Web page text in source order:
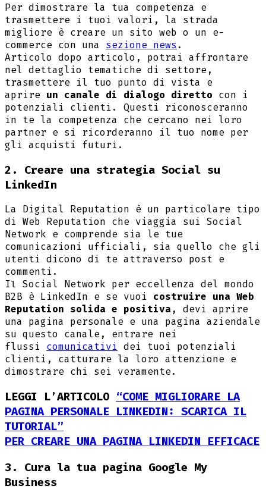
Per dimostrare la tua competenza e
trasmettere i tuoi valori, la strada
migliore è creare un sito web o un e-
commerce con una sezione news .
Articolo dopo articolo, potrai affrontare
nel dettaglio tematiche di settore,
trasmettere il tuo punto di vista e
aprire un canale di dialogo diretto con i
potenziali clienti. Questi riconosceranno
in te la competenza che cercano nei loro
partner e si ricorderanno il tuo nome per
gli acquisti futuri.
2. Creare una strategia Social su
LinkedIn
La Digital Reputation è un particolare tipo
di Web Reputation che viaggia sui Social
Network e comprende sia le tue
comunicazioni ufficiali, sia quello che gli
utenti dicono di te attraverso post e
commenti.
Il Social Network per eccellenza del mondo
B2B è LinkedIn e se vuoi costruire una Web
Reputation solida e positiva , devi aprire
una pagina personale e una pagina aziendale
su questo canale, entrare nei
flussi comunicativi dei tuoi potenziali
clienti, catturare la loro attenzione e
dimostrare chi sei veramente.
LEGGI L’ARTICOLO “COME MIGLIORARE LA
PAGINA PERSONALE LINKEDIN: SCARICA IL
TUTORIAL”
PER CREARE UNA PAGINA LINKEDIN EFFICACE
3. Cura la tua pagina Google My
Business